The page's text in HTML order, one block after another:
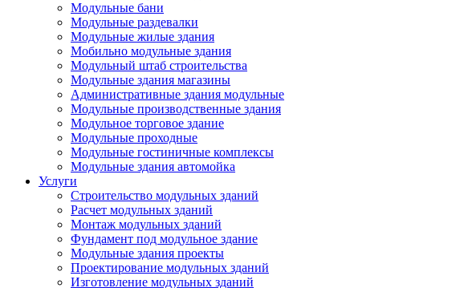
Модульные бани
Модульные раздевалки
Модульные жилые здания
Мобильно модульные здания
Модульный штаб строительства
Модульные здания магазины
Административные здания модульные
Модульные производственные здания
Модульное торговое здание
Модульные проходные
Модульные гостиничные комплексы
Модульные здания автомойка
Услуги
Строительство модульных зданий
Расчет модульных зданий
Монтаж модульных зданий
Фундамент под модульное здание
Модульные здания проекты
Проектирование модульных зданий
Изготовление модульных зданий